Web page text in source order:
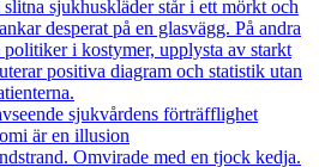
sjukvårdens förträfflighet
är en illusion